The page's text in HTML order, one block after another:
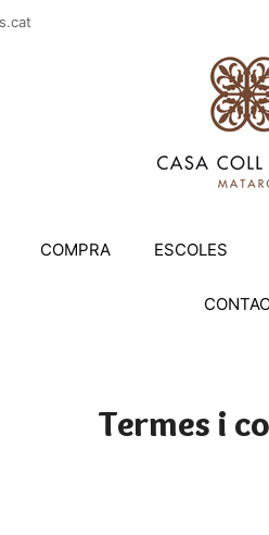
COMPRA ESCOLES
Termes i